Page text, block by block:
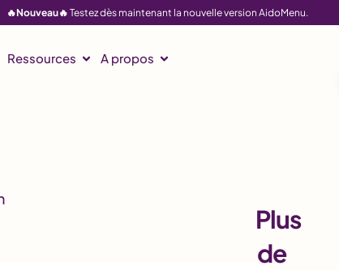
🔥Nouveau🔥 Testez dès maintenant la nouvelle version AidoMenu.
Ressources A propos
Plus
de